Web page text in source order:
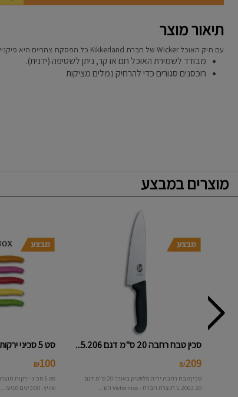
תיאור מוצר
עם תיק האוכל Wicker של חברת Kikkerland כל הפסקת צהריים היא פיקניק.
מבודד לשמירת האוכל חם או קר, ניתן לשטיפה (ידנית).
רוכסנים סגורים כדי להרחיק נמלים מציקות
מוצרים במבצע
סכין טבח רחבה 20 ס"מ דגם 5.206...
209
₪
סכין טבח רחבה ידית פלסטיק באורך 20 ס"מ דגם
5.2063.20 תוצרת חברת - Victorinox הש...
סט 5 סכיני ירקות Victorinox
100
₪
שוויץ. הסכינים מגיעי...